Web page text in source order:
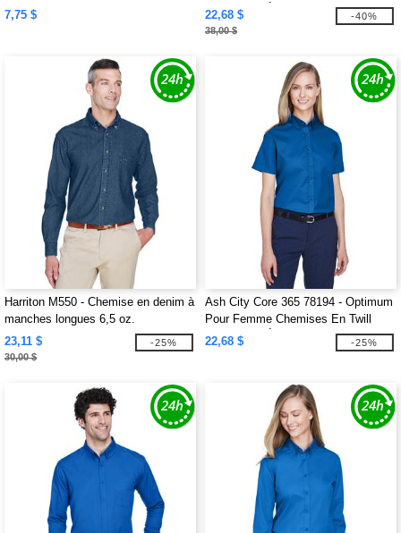
7,75 $
Core 365™ À Manches Courtes
22,68 $
38,00 $
-40%
Harriton M550 - Chemise en denim à
manches longues 6,5 oz.
23,11 $
30,00 $
-25%
Ash City Core 365 78194 - Optimum
Pour Femme Chemises En Twill
Core 365™ À Manches Courtes
22,68 $ -25%